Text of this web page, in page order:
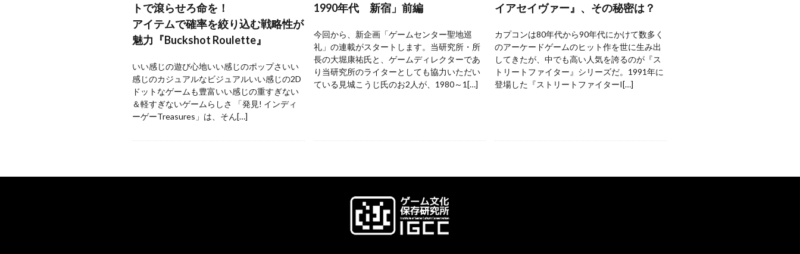
トで滾らせろ命を！
アイテムで確率を絞り込む戦略性が
魅力『Buckshot Roulette』
いい感じの遊び心地いい感じのポップさいい
感じのカジュアルなビジュアルいい感じの2D
ドットなゲームも豊富いい感じの重すぎない
＆軽すぎないゲームらしさ 「発見! インディ
ーゲーTreasures」は、そん[…]
1990年代 新宿」前編
今回から、新企画「ゲームセンター聖地巡
礼」の連載がスタートします。当研究所・所
長の大堀康祐氏と、ゲームディレクターであ
り当研究所のライターとしても協力いただい
ている見城こうじ氏のお2人が、1980～1[…]
イアセイヴァー』、その秘密は？
カプコンは80年代から90年代にかけて数多く
のアーケードゲームのヒット作を世に生み出
してきたが、中でも高い人気を誇るのが『ス
トリートファイター』シリーズだ。1991年に
登場した『ストリートファイターI[…]